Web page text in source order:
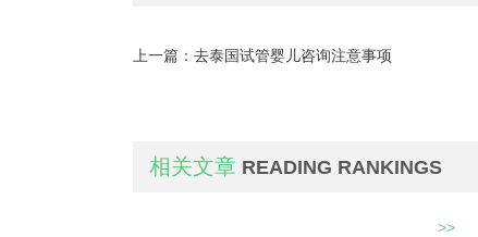
上一篇： 去泰国试管婴儿咨询注意事项
相关文章 READING RANKINGS
>>